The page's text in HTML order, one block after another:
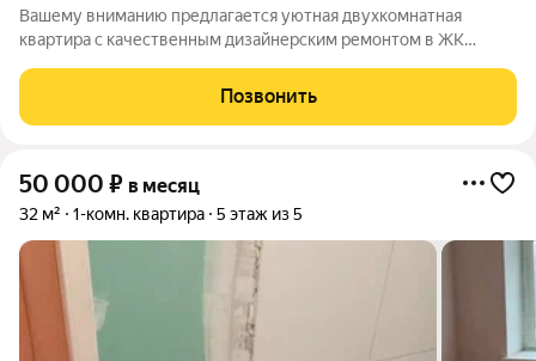
Вашему вниманию предлагается уютная двухкомнатная
квартира с качественным дизайнерским ремонтом в ЖК
гостиной (при необходимости можно изолировать с помощью
дверей-купе), отдельная спальня,
Позвонить
50 000 ₽ в месяц
32 м² 1-комн. квартира 5 этаж из 5